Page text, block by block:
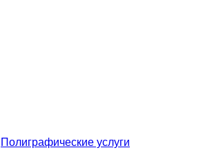
Полиграфические услуги